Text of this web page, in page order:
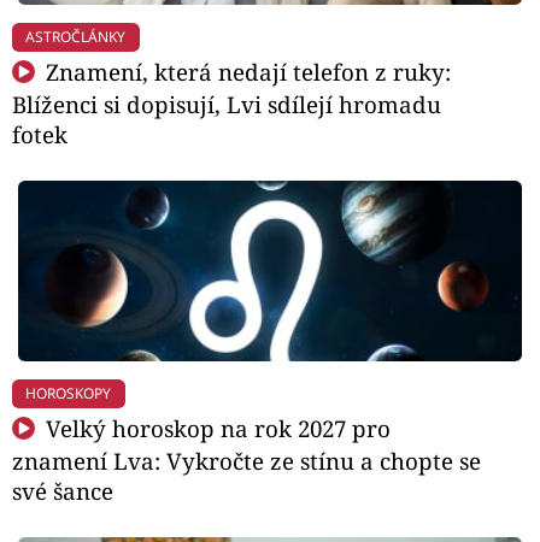
ASTROČLÁNKY
Znamení, která nedají telefon z ruky:
Blíženci si dopisují, Lvi sdílejí hromadu
fotek
HOROSKOPY
Velký horoskop na rok 2027 pro
znamení Lva: Vykročte ze stínu a chopte se
své šance